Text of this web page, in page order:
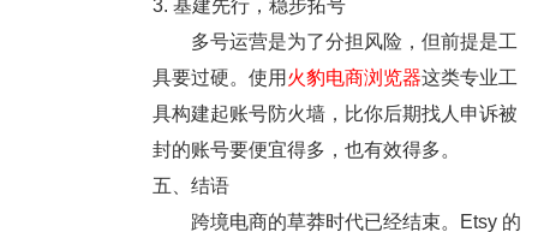
3. 基建先行，稳步拓号
多号运营是为了分担风险，但前提是工
具要过硬。使用 火豹电商浏览器这类专业工
具构建起账号防火墙，比你后期找人申诉被
封的账号要便宜得多，也有效得多。
五、结语
跨境电商的草莽时代已经结束。Etsy 的